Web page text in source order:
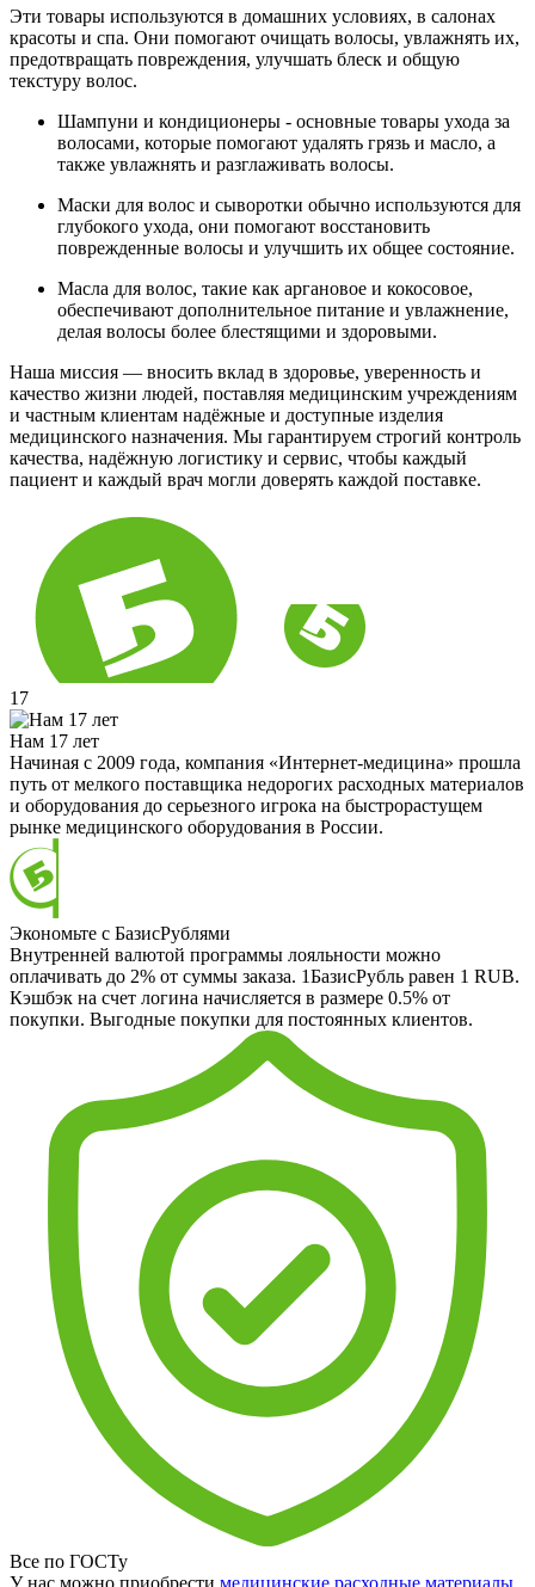
Эти товары используются в домашних условиях, в салонах
красоты и спа. Они помогают очищать волосы, увлажнять их,
предотвращать повреждения, улучшать блеск и общую
текстуру волос.
Шампуни и кондиционеры - основные товары ухода за
волосами, которые помогают удалять грязь и масло, а
также увлажнять и разглаживать волосы.
Маски для волос и сыворотки обычно используются для
глубокого ухода, они помогают восстановить
поврежденные волосы и улучшить их общее состояние.
Масла для волос, такие как аргановое и кокосовое,
обеспечивают дополнительное питание и увлажнение,
делая волосы более блестящими и здоровыми.
Наша миссия — вносить вклад в здоровье, уверенность и
качество жизни людей, поставляя медицинским учреждениям
и частным клиентам надёжные и доступные изделия
медицинского назначения. Мы гарантируем строгий контроль
качества, надёжную логистику и сервис, чтобы каждый
пациент и каждый врач могли доверять каждой поставке.
17
Нам 17 лет
Начиная с 2009 года, компания «Интернет-медицина» прошла
путь от мелкого поставщика недорогих расходных материалов
и оборудования до серьезного игрока на быстрорастущем
рынке медицинского оборудования в России.
Экономьте с БазисРублями
Внутренней валютой программы лояльности можно
оплачивать до 2% от суммы заказа. 1БазисРубль равен 1 RUB.
Кэшбэк на счет логина начисляется в размере 0.5% от
покупки. Выгодные покупки для постоянных клиентов.
Все по ГОСТу
У нас можно приобрести медицинские расходные материалы